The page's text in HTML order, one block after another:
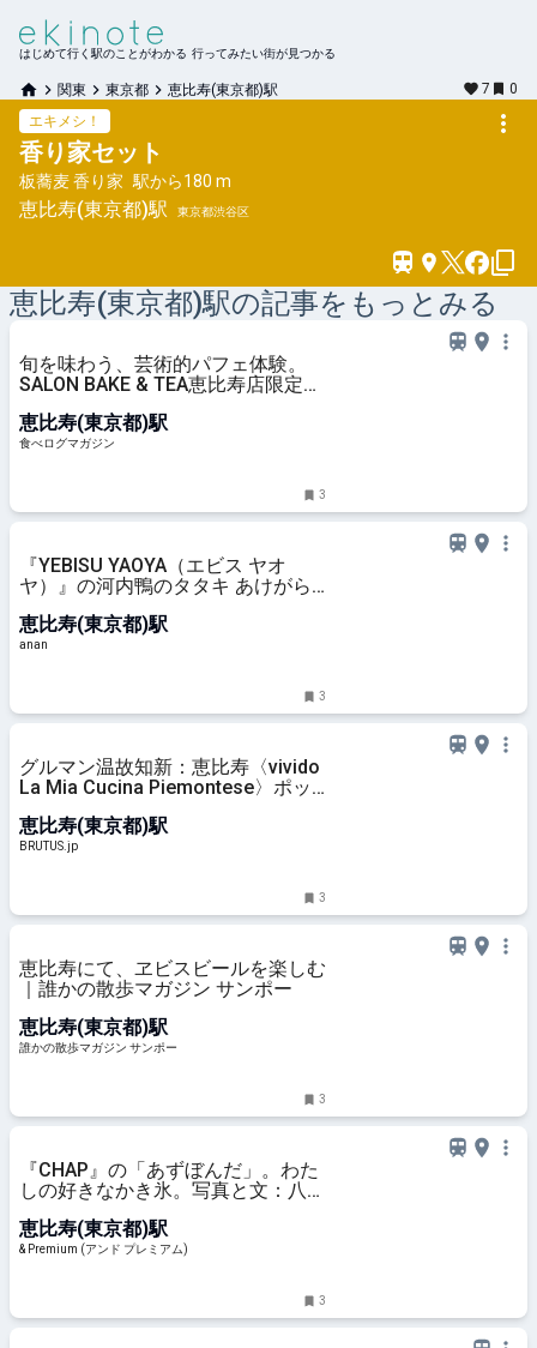
はじめて行く駅のことがわかる 行ってみたい街が見つかる
関東 東京都 恵比寿(東京都)駅 7
0
エキメシ！
香り家セット
板蕎麦 香り家 駅から180 m
恵比寿(東京都)駅 東京都渋谷区
恵比寿(東京都)駅の記事をもっとみる
旬を味わう、芸術的パフェ体験。
SALON BAKE & TEA恵比寿店限定の
チェック（東京・恵比寿） | 食べロ
グマガジン
恵比寿(東京都)駅
食べログマガジン
3
『YEBISU YAOYA（エビス ヤオ
ヤ）』の河内鴨のタタキ あけがら
み」
恵比寿(東京都)駅
anan
3
グルマン温故知新：恵比寿〈vivido
La Mia Cucina Piemontese〉ポッ
理 | ブルータス| BRUTUS.jp
恵比寿(東京都)駅
BRUTUS.jp
3
恵比寿にて、ヱビスビールを楽しむ
｜誰かの散歩マガジン サンポー
恵比寿(東京都)駅
誰かの散歩マガジン サンポー
3
『CHAP』の「あずぼんだ」。わた
しの好きなかき氷。写真と文：八木
恵比寿(東京都)駅
& Premium (アンド プレミアム)
3